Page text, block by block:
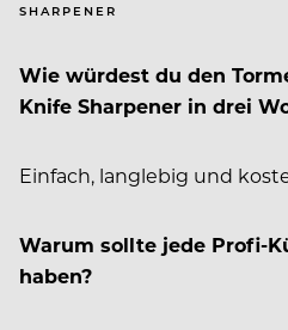
SHARPENER
Wie würdest du den
Knife Sharpener in drei
Einfach, langlebig und
Warum sollte jede Profi-
haben?